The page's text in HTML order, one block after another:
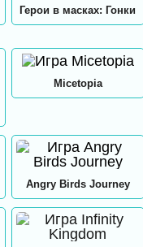
Герои в масках: Гонки
Micetopia
Angry Birds Journey